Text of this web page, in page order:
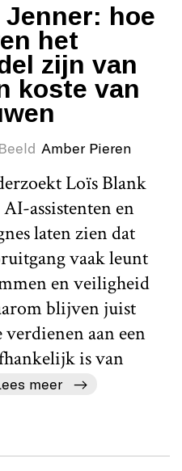
hoe
het
zijn van
koste van
Beeld Amber Pieren
Loïs Blank
AI-assistenten en
laten zien dat
vaak leunt
en veiligheid
blijven juist
verdienen aan een
is van
meer